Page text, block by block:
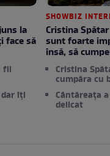
la
face să
fii
îți
SHOWBIZ
Cristina
sunt foarte
însă, să
Cristina
cumpăra cu
Cântăreața
delicat